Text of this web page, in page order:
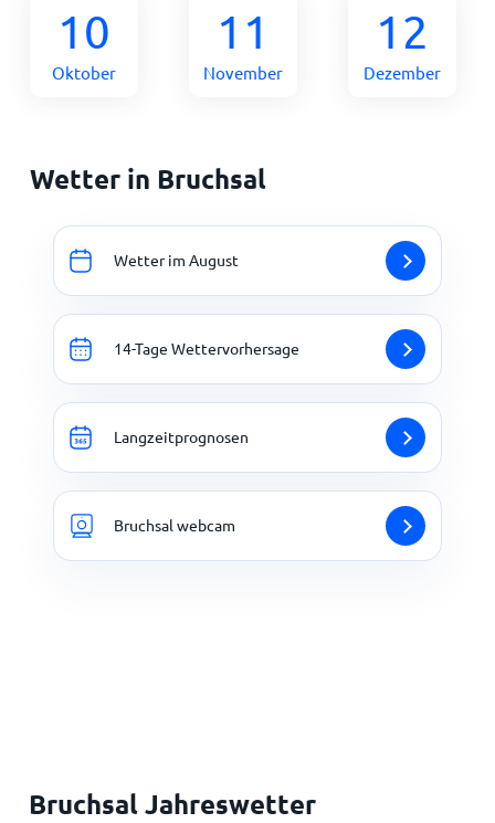
10
Oktober
11
November
12
Dezember
Wetter in Bruchsal
Wetter im August
14-Tage Wettervorhersage
Langzeitprognosen
Bruchsal webcam
Bruchsal Jahreswetter